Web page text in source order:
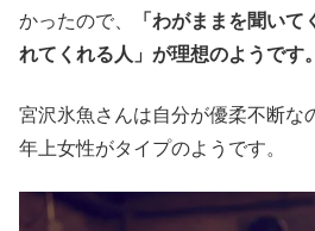
かったので、
「わがままを聞い
れてくれる人」が理想のようです。
宮沢氷魚さんは自分が優柔不断な
年上女性がタイプのようです。